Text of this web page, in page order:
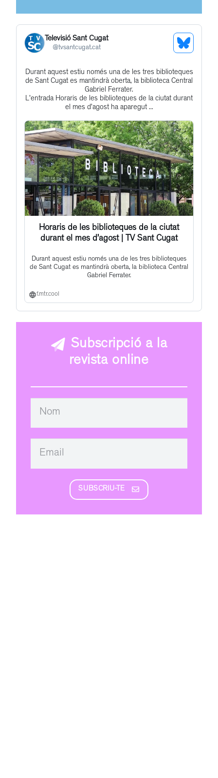
Televisió Sant Cugat
@tvsantcugat.cat
See
Profile
Get
to
this
post
Durant aquest estiu només una de les tres biblioteques
de Sant Cugat es mantindrà oberta, la biblioteca Central
Gabriel Ferrater.
L'entrada Horaris de les biblioteques de la ciutat durant
el mes d’agost ha aparegut ...
Horaris de les biblioteques de la ciutat
durant el mes d’agost | TV Sant Cugat
Durant aquest estiu només una de les tres biblioteques
de Sant Cugat es mantindrà oberta, la biblioteca Central
Gabriel Ferrater.
f.mtr.cool
Subscripció a la
revista online
SUBSCRIU-TE